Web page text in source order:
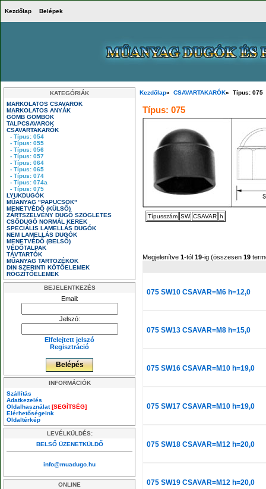
Kezdőlap Belépek
KATEGÓRIÁK
MARKOLATOS CSAVAROK
MARKOLATOS ANYÁK
GÖMB GOMBOK
TALPCSAVAROK
CSAVARTAKARÓK
- Típus: 054
- Típus: 055
- Típus: 056
- Típus: 057
- Típus: 064
- Típus: 065
- Típus: 074
- Típus: 074a
- Típus: 075
LYUKDUGÓK
MŰANYAG "PAPUCSOK"
MENETVÉDŐ (KÜLSŐ)
ZÁRTSZELVÉNY DUGÓ SZÖGLETES
CSŐDUGÓ NORMÁL KEREK
SPECIÁLIS LAMELLÁS DUGÓK
NEM LAMELLÁS DUGÓK
MENETVÉDŐ (BELSŐ)
VÉDŐTALPAK
TÁVTARTÓK
MŰANYAG TARTOZÉKOK
DIN SZERINTI KÖTŐELEMEK
RÖGZÍTŐELEMEK
BEJELENTKEZÉS
Email:
Jelszó:
Elfelejtett jelszó
Regisztráció
INFORMÁCIÓK
Szállítás
Adatkezelés
Oldalhasználat[SEGÍTSÉG]
Elérhetőségeink
Oldaltérkép
LEVÉLKÜLDÉS:
BELSŐ ÜZENETKÜLDŐ
info@muadugo.hu
ONLINE
Kezdőlap» CSAVARTAKARÓK» Típus: 075
Típus: 075
Típusszám SW CSAVAR h
Megjelenítve1-tól19-ig (összesen19
075 SW10 CSAVAR=M6 h=12,0
075 SW13 CSAVAR=M8 h=15,0
075 SW16 CSAVAR=M10 h=19,0
075 SW17 CSAVAR=M10 h=19,0
075 SW18 CSAVAR=M12 h=20,0
075 SW19 CSAVAR=M12 h=20,0